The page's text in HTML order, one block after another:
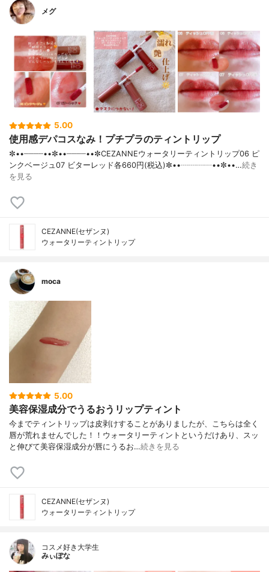
メグ
5.00
使用感デパコスなみ！プチプラのティントリップ
✼••┈┈┈┈••✼••┈┈┈┈••✼CEZANNEウォータリーティントリップ06 ピ
ンクベージュ07 ビターレッド各660円(税込)✼••┈┈┈┈••✼••…続き
を見る
CEZANNE(セザンヌ)
ウォータリーティントリップ
moca
5.00
美容保湿成分でうるおうリップティント
今までティントリップは皮剥けすることがありましたが、こちらは全く
唇が荒れませんでした！！ウォータリーティントというだけあり、スッ
と伸びて美容保湿成分が唇にうるお…続きを見る
CEZANNE(セザンヌ)
ウォータリーティントリップ
コスメ好き大学生
みぃぽな